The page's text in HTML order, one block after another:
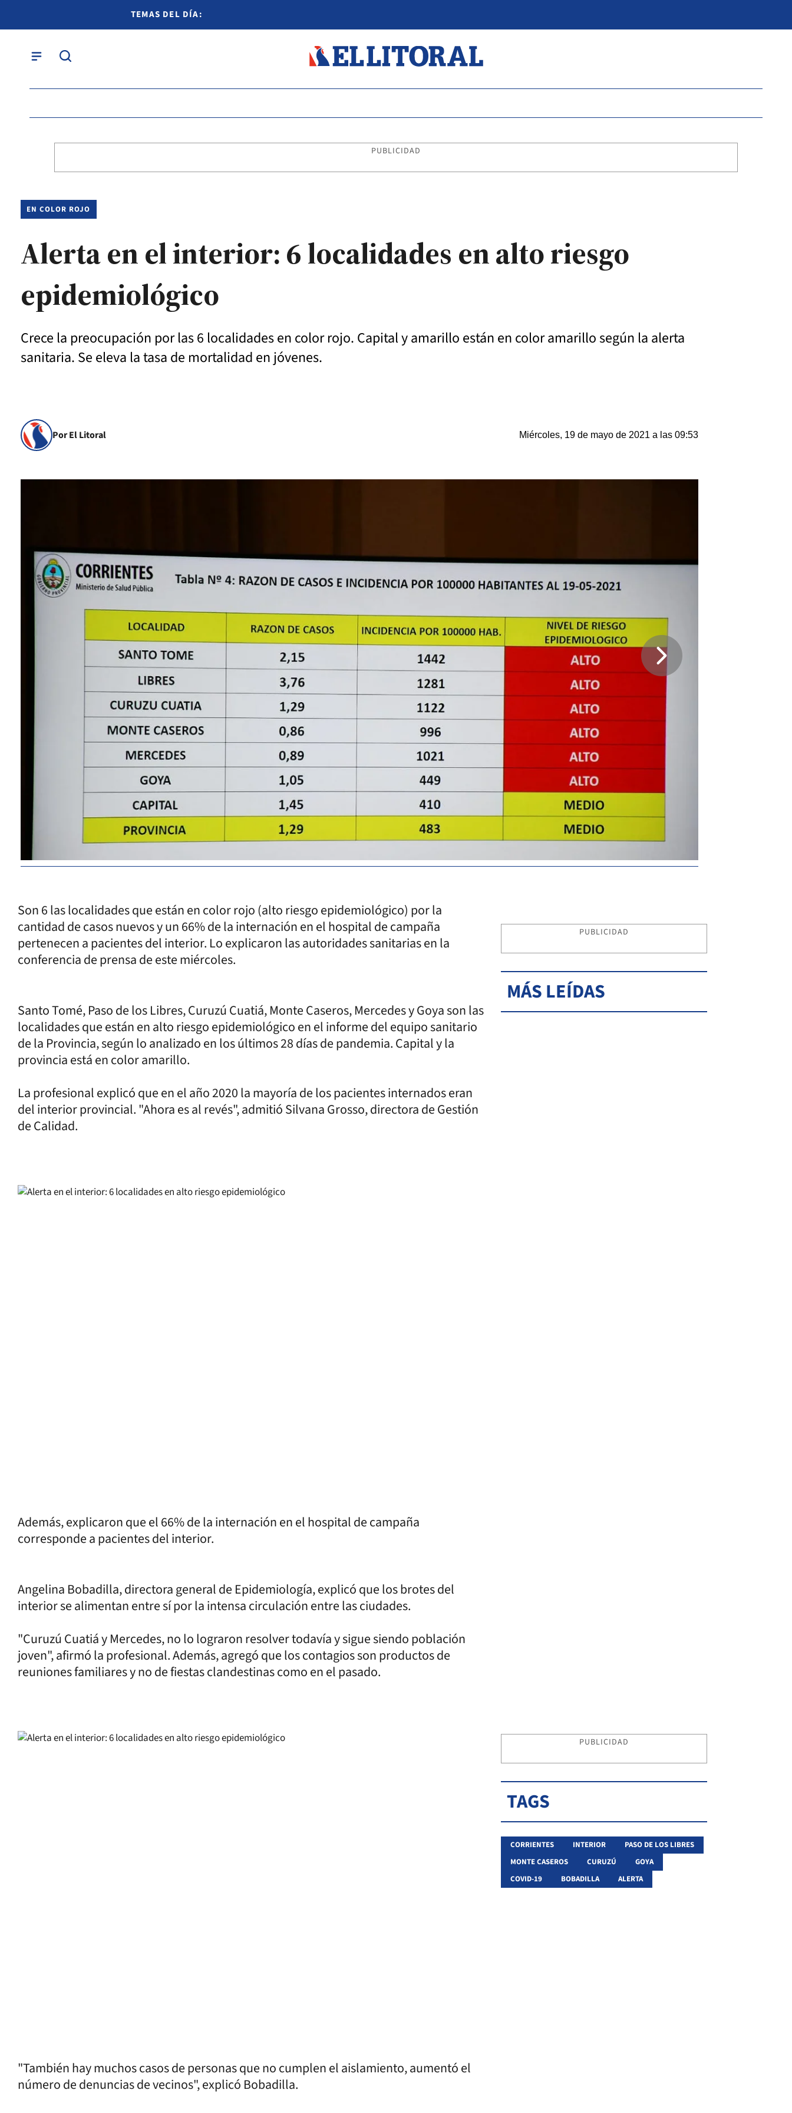
TEMAS DEL DÍA:
PUBLICIDAD
EN COLOR ROJO
Alerta en el interior: 6 localidades en alto riesgo
epidemiológico
Crece la preocupación por las 6 localidades en color rojo. Capital y amarillo están en color amarillo según la alerta
sanitaria. Se eleva la tasa de mortalidad en jóvenes.
Por El Litoral Miércoles, 19 de mayo de 2021 a las 09:53
Son 6 las localidades que están en color rojo (alto riesgo epidemiológico) por la
cantidad de casos nuevos y un 66% de la internación en el hospital de campaña
pertenecen a pacientes del interior. Lo explicaron las autoridades sanitarias en la
conferencia de prensa de este miércoles.
Santo Tomé, Paso de los Libres, Curuzú Cuatiá, Monte Caseros, Mercedes y Goya son las
localidades que están en alto riesgo epidemiológico en el informe del equipo sanitario
de la Provincia, según lo analizado en los últimos 28 días de pandemia. Capital y la
provincia está en color amarillo.
La profesional explicó que en el año 2020 la mayoría de los pacientes internados eran
del interior provincial. "Ahora es al revés", admitió Silvana Grosso, directora de Gestión
de Calidad.
Además, explicaron que el 66% de la internación en el hospital de campaña
corresponde a pacientes del interior.
Angelina Bobadilla, directora general de Epidemiología, explicó que los brotes del
interior se alimentan entre sí por la intensa circulación entre las ciudades.
"Curuzú Cuatiá y Mercedes, no lo lograron resolver todavía y sigue siendo población
joven", afirmó la profesional. Además, agregó que los contagios son productos de
reuniones familiares y no de fiestas clandestinas como en el pasado.
"También hay muchos casos de personas que no cumplen el aislamiento, aumentó el
número de denuncias de vecinos", explicó Bobadilla.
PUBLICIDAD
MÁS LEÍDAS
PUBLICIDAD
TAGS
CORRIENTES INTERIOR
PASO DE LOS LIBRES
MONTE CASEROS
CURUZÚ
GOYA
COVID-19
BOBADILLA ALERTA